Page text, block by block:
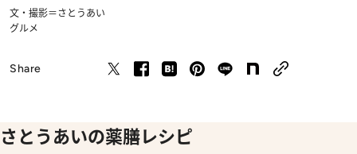
文・撮影＝さとうあい
グルメ
Share
さとうあいの薬膳レシピ